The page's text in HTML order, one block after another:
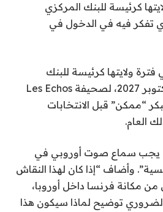
كرئيسة للبنك المركزي
تفكر فيه في الدخول في
فترة ولايتها كرئيسة للبنك
المركزي الأوروبي في أكتوبر 2027، لصحيفة Les Echos
“ممكن” قبل الانتخابات
العام.
يجب سماع صوت أوروبي في
وأضاف “إذا كان لهذا النقاش
مكانة فرنسا داخل أوروبا،
توضيح لماذا سيكون هذا